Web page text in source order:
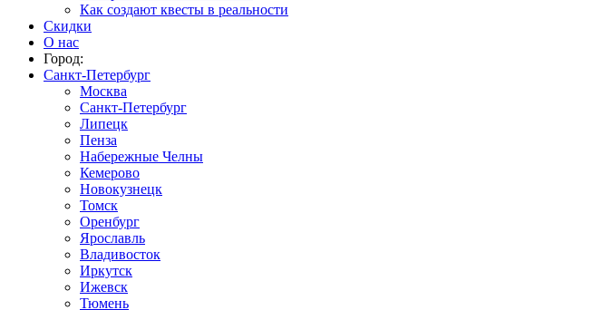
Как создают квесты в реальности
Скидки
О нас
Город:
Санкт-Петербург
Москва
Санкт-Петербург
Липецк
Пенза
Набережные Челны
Кемерово
Новокузнецк
Томск
Оренбург
Ярославль
Владивосток
Иркутск
Ижевск
Тюмень